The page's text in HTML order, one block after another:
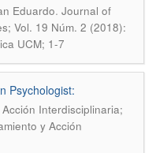
Eduardo. Journal of
Vol. 19 Núm. 2 (2018):
UCM; 1-7
Psychologist:
Interdisciplinaria;
y Acción